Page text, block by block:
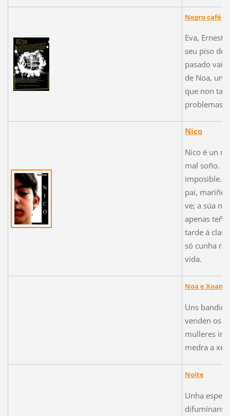
Negro café
Eva,
seu piso de
pasado
de Noa,
que non
problemas.
Nico
Nico é un
mal soño.
imposible.
pai,
ve; a súa
apenas
tarde á
só cunha
vida.
Noa e Xoana
Uns
venden os
mulleres
medra a
Noite
Unha